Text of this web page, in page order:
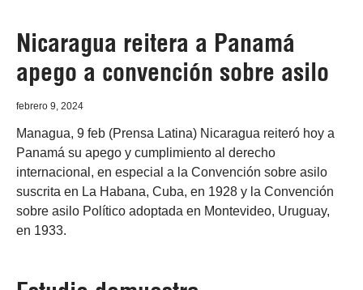
Nicaragua reitera a Panamá
apego a convención sobre asilo
febrero 9, 2024
Managua, 9 feb (Prensa Latina) Nicaragua reiteró hoy a
Panamá su apego y cumplimiento al derecho
internacional, en especial a la Convención sobre asilo
suscrita en La Habana, Cuba, en 1928 y la Convención
sobre asilo Político adoptada en Montevideo, Uruguay,
en 1933.